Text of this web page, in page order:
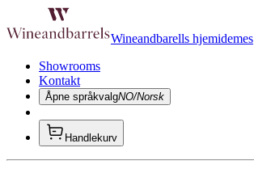
Wineandbarells hjemidemes
Showrooms
Kontakt
Åpne språkvalgNO/Norsk
Handlekurv